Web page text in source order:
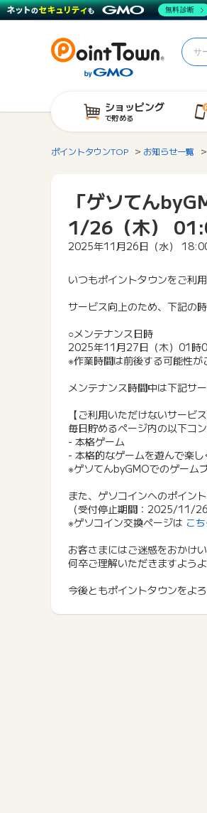
ショッピング
で貯める
ポイントタウンTOP お知らせ一覧
「ゲソてん
1/26（木）
2025年11月26日（水）
いつもポイントタウンをご利
サービス向上のため、下記の
○メンテナンス日時
2025年11月27日（木）01時
※作業時間は前後する可能性が
メンテナンス時間中は下記サ
【ご利用いただけないサービス
毎日貯めるページ内の以下コ
- 本格ゲーム
- 本格的なゲームを遊んで楽し
※ゲソてんbyGMOでのゲーム
また、ゲソコインへのポイン
（受付停止期間：2025/11/
※ゲソコイン交換ページは こ
お客さまにはご迷惑をおかけい
何卒ご理解いただきますよう
今後ともポイントタウンをよ
無料診断